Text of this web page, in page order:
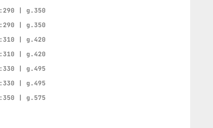
| g.350
| g.350
| g.420
| g.420
| g.495
| g.495
| g.575